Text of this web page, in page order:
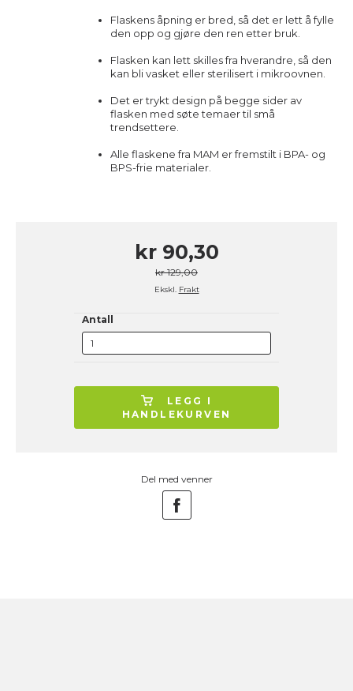
Flaskens åpning er bred, så det er lett å fylle
den opp og gjøre den ren etter bruk.
Flasken kan lett skilles fra hverandre, så den
kan bli vasket eller sterilisert i mikroovnen.
Det er trykt design på begge sider av
flasken med søte temaer til små
trendsettere.
Alle flaskene fra MAM er fremstilt i BPA- og
BPS-frie materialer.
kr 90,30
kr 129,00
Ekskl. Frakt
Antall
LEGG I
HANDLEKURVEN
Del med venner